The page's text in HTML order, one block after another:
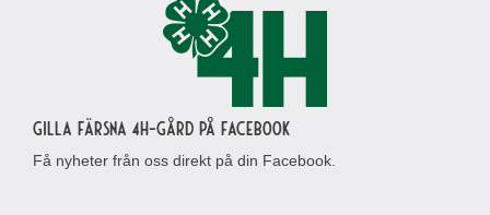
Gilla Färsna 4H-gård på Facebook
Få nyheter från oss direkt på din Facebook.